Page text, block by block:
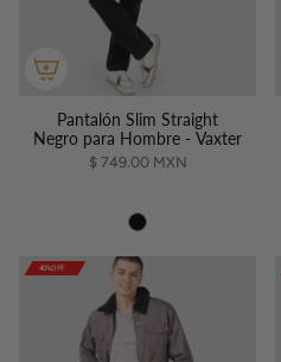
Pantalón Slim Straight
Negro para Hombre - Vaxter
$ 749.00 MXN
40%OFF
40%OFF
40%OFF
40%OFF
40%OFF